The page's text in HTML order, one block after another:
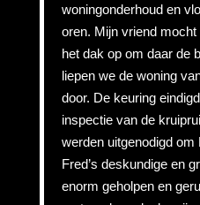
woningonderhoud en
oren. Mijn vriend
het dak op om daar de
liepen we de woning
door. De keuring
inspectie van de
werden uitgenodigd
Fred’s deskundige en
enorm geholpen en